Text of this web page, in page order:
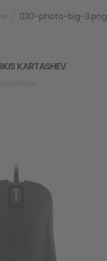
030-photo-big-3.png
KARTASHEV